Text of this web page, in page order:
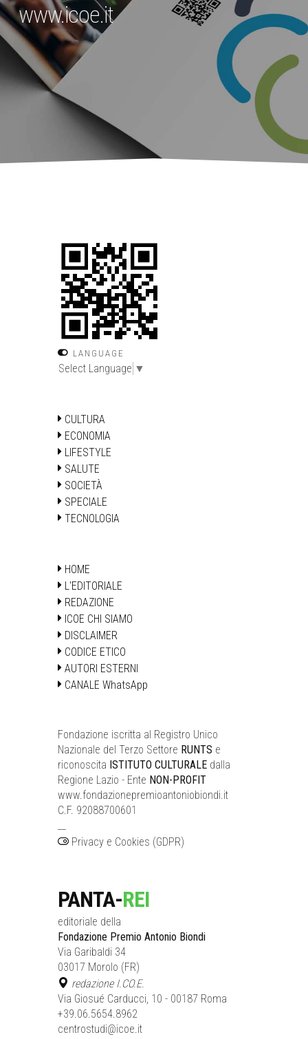
www.icoe.it
LANGUAGE
Select Language ▼
CULTURA
ECONOMIA
LIFESTYLE
SALUTE
SOCIETÀ
SPECIALE
TECNOLOGIA
HOME
L'EDITORIALE
REDAZIONE
ICOE CHI SIAMO
DISCLAIMER
CODICE ETICO
AUTORI ESTERNI
CANALE WhatsApp
Fondazione iscritta al Registro Unico
Nazionale del Terzo Settore RUNTS e
riconoscita ISTITUTO CULTURALE dalla
Regione Lazio - Ente NON-PROFIT
www.fondazionepremioantoniobiondi.it
C.F. 92088700601
Privacy e Cookies (GDPR)
PANTA-REI
editoriale della
Fondazione Premio Antonio Biondi
Via Garibaldi 34
03017 Morolo (FR)
redazione I.CO.E.
Via Giosué Carducci, 10 - 00187 Roma
+39.06.5654.8962
centrostudi@icoe.it